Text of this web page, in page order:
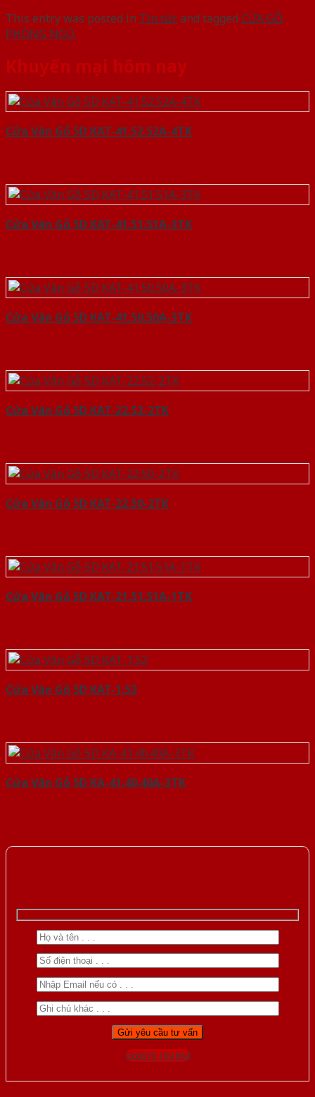
This entry was posted in Tin tứcand tagged CỬA GỖ
PHÒNG NGỦ.
Khuyến mại hôm nay
Cửa Vân Gỗ 5D KAT-41.52.52A-4TK
Cửa Vân Gỗ 5D KAT-41.51.51A-3TK
Cửa Vân Gỗ 5D KAT-41.50.50A-3TK
Cửa Vân Gỗ 5D KAT-22.52-2TK
Cửa Vân Gỗ 5D KAT-22.50-2TK
Cửa Vân Gỗ 5D KAT-21.51.51A-1TK
Cửa Vân Gỗ 5D KAT-1.52
Cửa Vân Gỗ 5D KA-41.40.40A-3TK
Gọi 0976.169.864